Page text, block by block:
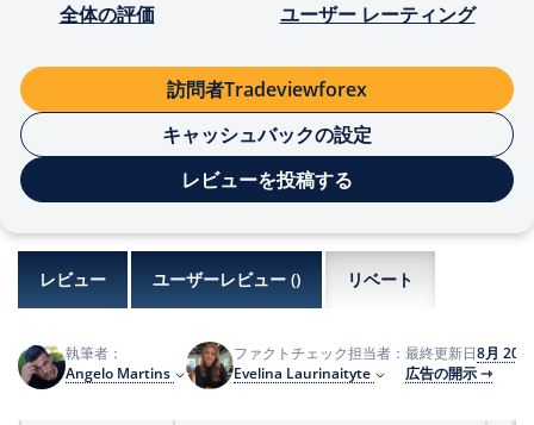
全体の評価 ユーザー レーティング
訪問者Tradeviewforex
キャッシュバックの設定
レビューを投稿する
レビュー ユーザーレビュー () リベート
執筆者：
Angelo Martins
ファクトチェック担当者：
Evelina Laurinaityte
最終更新日8月
広告の開示 ⇾